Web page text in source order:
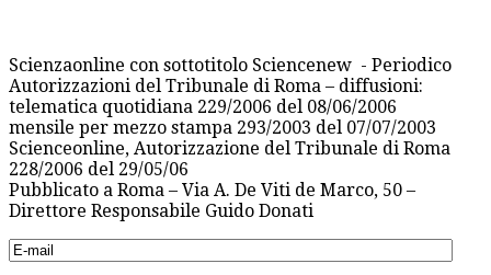
Scienzaonline con sottotitolo Sciencenew - Periodico
Autorizzazioni del Tribunale di Roma – diffusioni:
telematica quotidiana 229/2006 del 08/06/2006
mensile per mezzo stampa 293/2003 del 07/07/2003
Scienceonline, Autorizzazione del Tribunale di Roma
228/2006 del 29/05/06
Pubblicato a Roma – Via A. De Viti de Marco, 50 –
Direttore Responsabile Guido Donati